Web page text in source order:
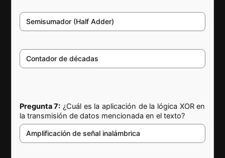
Semisumador (Half Adder)
Contador de décadas
Pregunta 7: ¿Cuál es la aplicación de la lógica XOR en
la transmisión de datos mencionada en el texto?
Amplificación de señal inalámbrica